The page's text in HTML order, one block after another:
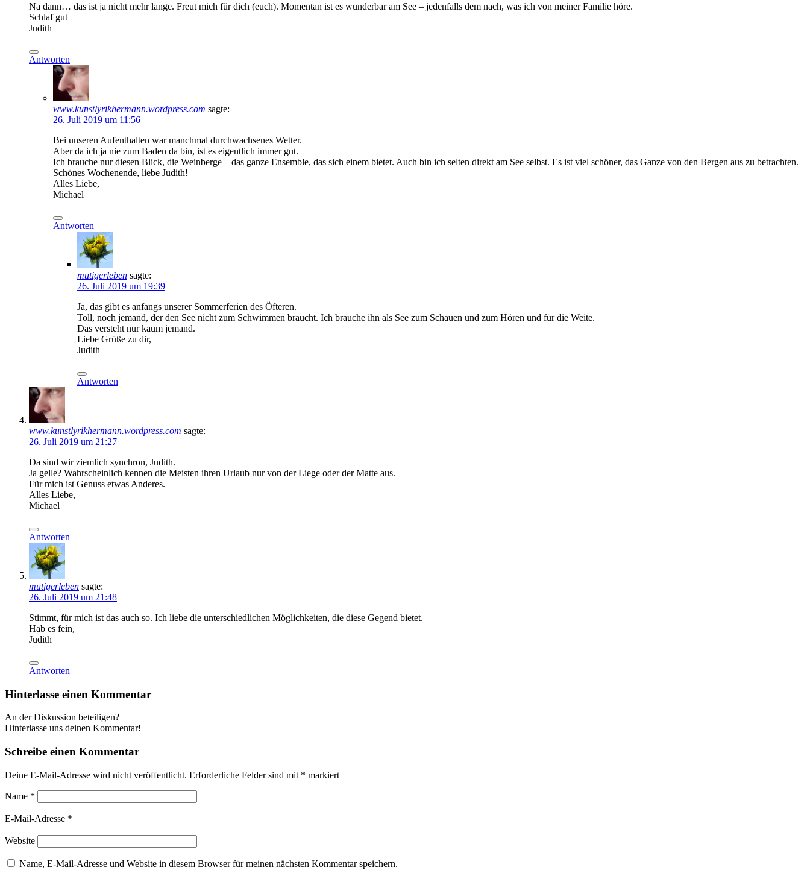
Na dann… das ist ja nicht mehr lange. Freut mich für dich (euch). Momentan ist es wunderbar am See – jedenfalls dem nach, was ich von meiner Familie höre.
Schlaf gut
Judith
Antworten
www.kunstlyrikhermann.wordpress.com sagte:
26. Juli 2019 um 11:56
Bei unseren Aufenthalten war manchmal durchwachsenes Wetter.
Aber da ich ja nie zum Baden da bin, ist es eigentlich immer gut.
Ich brauche nur diesen Blick, die Weinberge – das ganze Ensemble, das sich einem bietet. Auch bin ich selten direkt am See selbst. Es ist viel schöner, das Ganze von den Bergen aus zu betrachten.
Schönes Wochenende, liebe Judith!
Alles Liebe,
Michael
Antworten
mutigerleben sagte:
26. Juli 2019 um 19:39
Ja, das gibt es anfangs unserer Sommerferien des Öfteren.
Toll, noch jemand, der den See nicht zum Schwimmen braucht. Ich brauche ihn als See zum Schauen und zum Hören und für die Weite.
Das versteht nur kaum jemand.
Liebe Grüße zu dir,
Judith
Antworten
www.kunstlyrikhermann.wordpress.com sagte:
26. Juli 2019 um 21:27
Da sind wir ziemlich synchron, Judith.
Ja gelle? Wahrscheinlich kennen die Meisten ihren Urlaub nur von der Liege oder der Matte aus.
Für mich ist Genuss etwas Anderes.
Alles Liebe,
Michael
Antworten
mutigerleben sagte:
26. Juli 2019 um 21:48
Stimmt, für mich ist das auch so. Ich liebe die unterschiedlichen Möglichkeiten, die diese Gegend bietet.
Hab es fein,
Judith
Antworten
Hinterlasse einen Kommentar
An der Diskussion beteiligen?
Hinterlasse uns deinen Kommentar!
Schreibe einen Kommentar
Deine E-Mail-Adresse wird nicht veröffentlicht. Erforderliche Felder sind mit * markiert
Name *
E-Mail-Adresse *
Website
Name, E-Mail-Adresse und Website in diesem Browser für meinen nächsten Kommentar speichern.